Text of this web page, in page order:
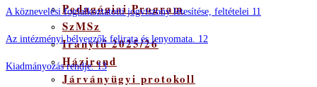
Pedagógiai Program
SzMSz
Iránytű 2025/26
Házirend
Járványügyi protokoll
A köznevelési foglalkoztatotti jogviszony létesítése, feltételei 11
Az intézményi bélyegzők felirata és lenyomata. 12
Kiadmányozás rendje. 13